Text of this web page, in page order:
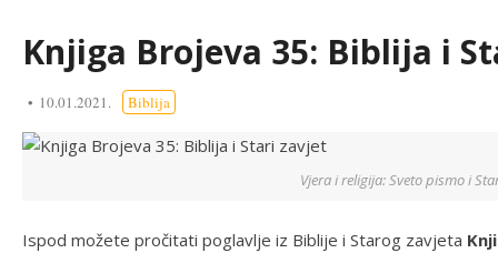
Knjiga Brojeva 35: Biblija i
10.01.2021. Biblija
Vjera i religija: Sveto pismo i
Ispod možete pročitati poglavlje iz Biblije i Starog zavjeta